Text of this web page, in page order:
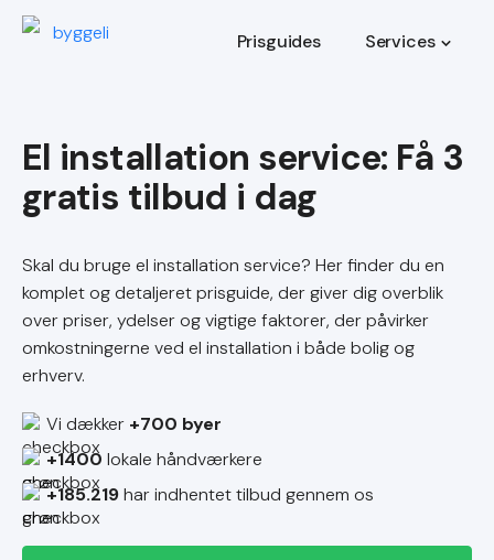
Prisguides Services
El installation service
Skal du bruge el installation service? Her finder du en
komplet og detaljeret prisguide, der giver dig overblik
over priser, ydelser og vigtige faktorer, der påvirker
omkostningerne ved el installation i både bolig og
erhverv.
Vi dækker +700 byer
+1400 lokale håndværkere
+185.219har indhentet tilbud gennem os